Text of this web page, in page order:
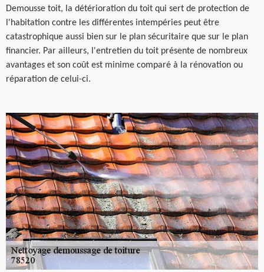
Demousse toit, la détérioration du toit qui sert de protection de
l'habitation contre les différentes intempéries peut être
catastrophique aussi bien sur le plan sécuritaire que sur le plan
financier. Par ailleurs, l'entretien du toit présente de nombreux
avantages et son coût est minime comparé à la rénovation ou
réparation de celui-ci.